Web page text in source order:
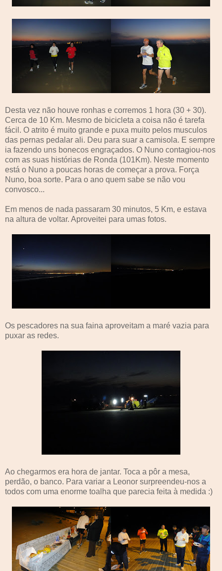
Desta vez não houve ronhas e corremos 1 hora (30 + 30).
Cerca de 10 Km. Mesmo de bicicleta a coisa não é tarefa
fácil. O atrito é muito grande e puxa muito pelos musculos
das pernas pedalar ali. Deu para suar a camisola. E sempre
ia fazendo uns bonecos engraçados. O Nuno contagiou-nos
com as suas histórias de Ronda (101Km). Neste momento
está o Nuno a poucas horas de começar a prova. Força
Nuno, boa sorte. Para o ano quem sabe se não vou
convosco...
Em menos de nada passaram 30 minutos, 5 Km, e estava
na altura de voltar. Aproveitei para umas fotos.
Os pescadores na sua faina aproveitam a maré vazia para
puxar as redes.
Ao chegarmos era hora de jantar. Toca a pôr a mesa,
perdão, o banco. Para variar a Leonor surpreendeu-nos a
todos com uma enorme toalha que parecia feita à medida :)